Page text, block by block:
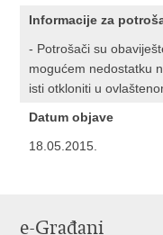
Informacije za
- Potrošači su
mogućem nedostatku
isti otkloniti u
Datum objave
18.05.2015.
e-Građani